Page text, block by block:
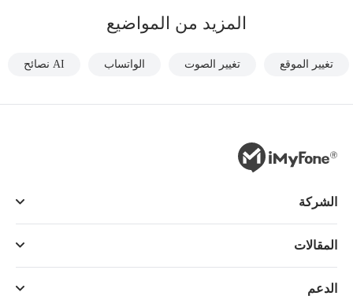
المزيد من المواضيع
تغيير الموقع تغيير الصوت الواتساب AI نصائح
الشركة
المقالات
الدعم